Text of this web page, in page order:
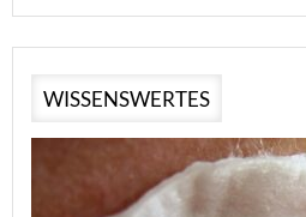
WISSENSWERTES